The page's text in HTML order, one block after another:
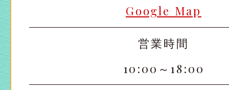
Google Map
営業時間
10:00～18:00